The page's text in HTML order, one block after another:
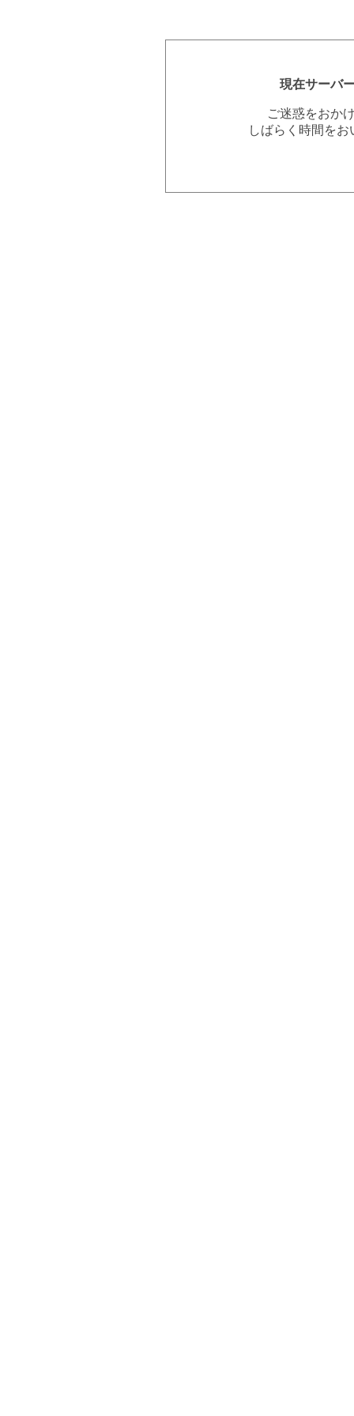
現在サーバ
ご迷惑をおか
しばらく時間を